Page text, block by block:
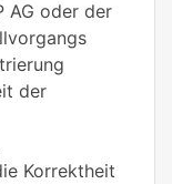
AG oder der
der
Korrektheit